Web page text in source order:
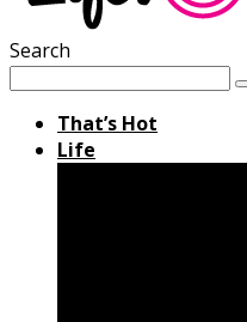
Search
That’s Hot
Life